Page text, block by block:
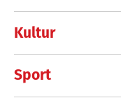
Kultur
Sport